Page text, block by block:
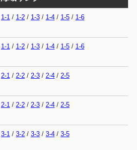
1-1/ 1-2/ 1-3/ 1-4/ 1-5/ 1-6
1-1/ 1-2/ 1-3/ 1-4/ 1-5/ 1-6
2-1/ 2-2/ 2-3/ 2-4/ 2-5
2-1/ 2-2/ 2-3/ 2-4/ 2-5
3-1/ 3-2/ 3-3/ 3-4/ 3-5